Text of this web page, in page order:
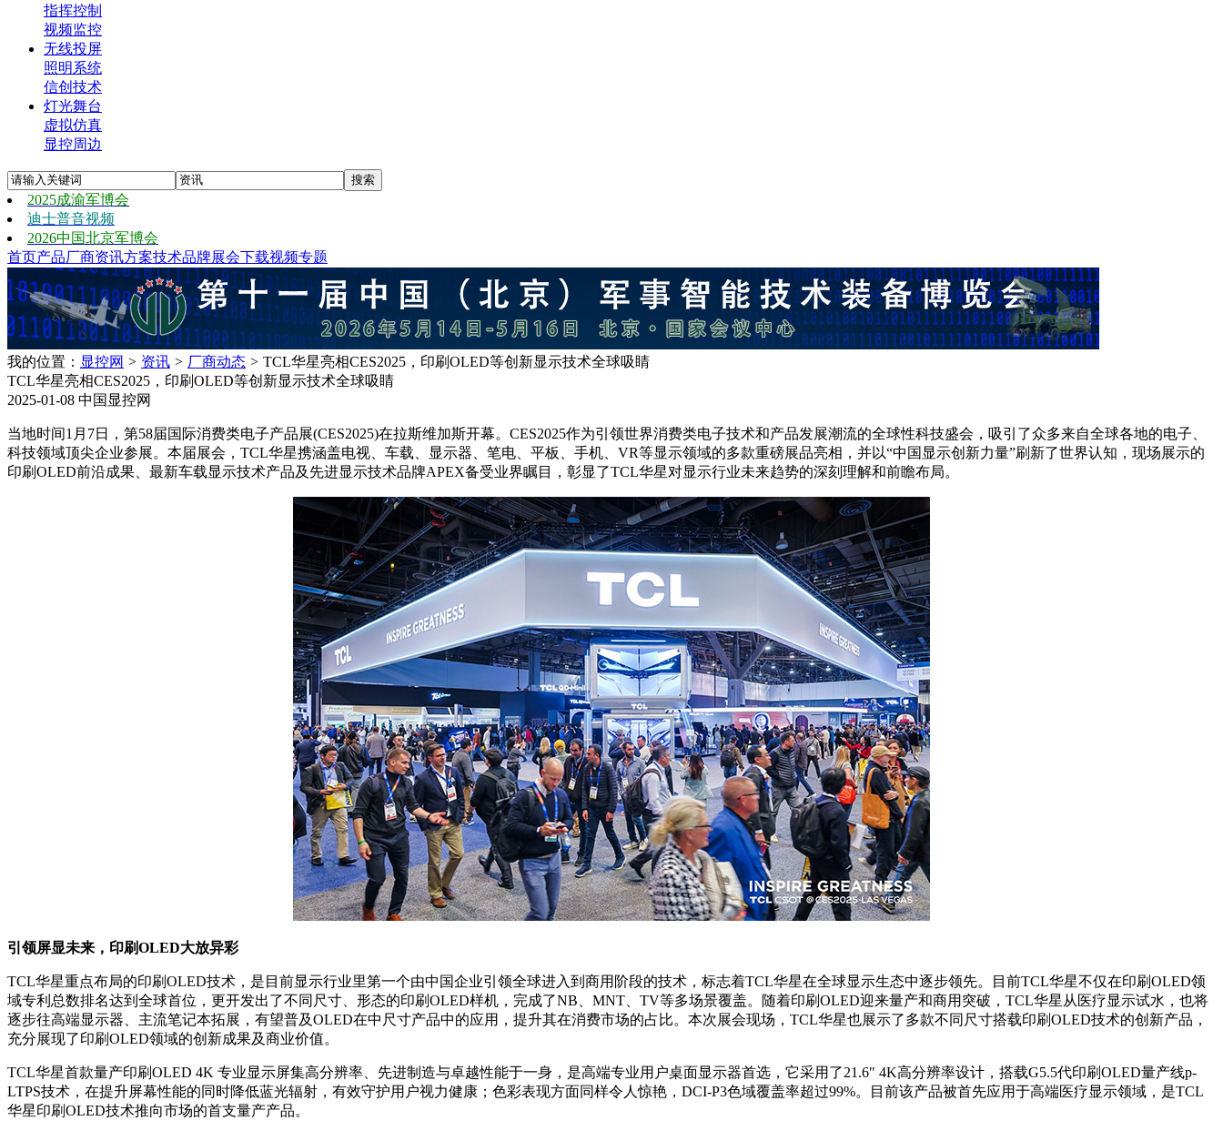
指挥控制
视频监控
无线投屏
照明系统
信创技术
灯光舞台
虚拟仿真
显控周边
2025成渝军博会
迪士普音视频
2026中国北京军博会
首页产品厂商资讯方案技术品牌展会下载视频专题
我的位置： 显控网 > 资讯 > 厂商动态 > TCL华星亮相CES2025，印刷OLED等创新显示技术全球吸睛
TCL华星亮相CES2025，印刷OLED等创新显示技术全球吸睛
2025-01-08 中国显控网
当地时间1月7日，第58届国际消费类电子产品展(CES2025)在拉斯维加斯开幕。CES2025作为引领世界消费类电子技术和产品发展潮流的全球性科技盛会，吸引了众多来自全球各地的电子、
科技领域顶尖企业参展。本届展会，TCL华星携涵盖电视、车载、显示器、笔电、平板、手机、VR等显示领域的多款重磅展品亮相，并以“中国显示创新力量”刷新了世界认知，现场展示的
印刷OLED前沿成果、最新车载显示技术产品及先进显示技术品牌APEX备受业界瞩目，彰显了TCL华星对显示行业未来趋势的深刻理解和前瞻布局。
引领屏显未来，印刷OLED大放异彩
TCL华星重点布局的印刷OLED技术，是目前显示行业里第一个由中国企业引领全球进入到商用阶段的技术，标志着TCL华星在全球显示生态中逐步领先。目前TCL华星不仅在印刷OLED领
域专利总数排名达到全球首位，更开发出了不同尺寸、形态的印刷OLED样机，完成了NB、MNT、TV等多场景覆盖。随着印刷OLED迎来量产和商用突破，TCL华星从医疗显示试水，也将
逐步往高端显示器、主流笔记本拓展，有望普及OLED在中尺寸产品中的应用，提升其在消费市场的占比。本次展会现场，TCL华星也展示了多款不同尺寸搭载印刷OLED技术的创新产品，
充分展现了印刷OLED领域的创新成果及商业价值。
TCL华星首款量产印刷OLED 4K 专业显示屏集高分辨率、先进制造与卓越性能于一身，是高端专业用户桌面显示器首选，它采用了21.6" 4K高分辨率设计，搭载G5.5代印刷OLED量产线p-
LTPS技术，在提升屏幕性能的同时降低蓝光辐射，有效守护用户视力健康；色彩表现方面同样令人惊艳，DCI-P3色域覆盖率超过99%。目前该产品被首先应用于高端医疗显示领域，是TCL
华星印刷OLED技术推向市场的首支量产产品。